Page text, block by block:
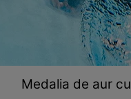
Medalia de aur